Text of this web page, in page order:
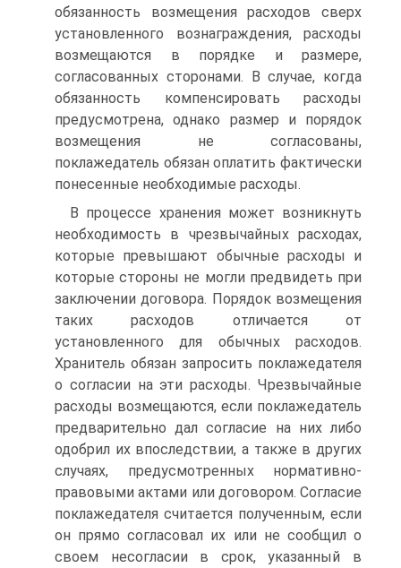
обязанность возмещения расходов сверх
установленного вознаграждения, расходы
возмещаются в порядке и размере,
согласованных сторонами. В случае, когда
обязанность компенсировать расходы
предусмотрена, однако размер и порядок
возмещения не согласованы,
поклажедатель обязан оплатить фактически
понесенные необходимые расходы.
В процессе хранения может возникнуть
необходимость в чрезвычайных расходах,
которые превышают обычные расходы и
которые стороны не могли предвидеть при
заключении договора. Порядок возмещения
таких расходов отличается от
установленного для обычных расходов.
Хранитель обязан запросить поклажедателя
о согласии на эти расходы. Чрезвычайные
расходы возмещаются, если поклажедатель
предварительно дал согласие на них либо
одобрил их впоследствии, а также в других
случаях, предусмотренных нормативно-
правовыми актами или договором. Согласие
поклажедателя считается полученным, если
он прямо согласовал их или не сообщил о
своем несогласии в срок, указанный в